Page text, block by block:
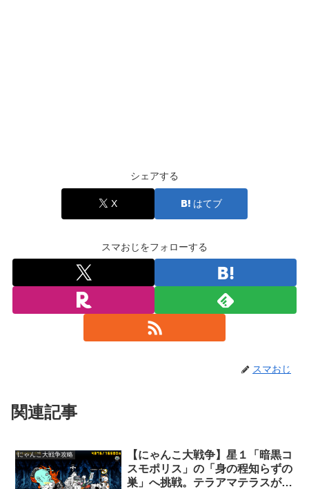
シェアする
X はてブ
スマおじをフォローする
スマおじ
関連記事
にゃんこ大戦争攻略
【にゃんこ大戦争】星１「暗黒コ
スモポリス」の「身の程知らずの
巣」へ挑戦。テラアマテラスが大